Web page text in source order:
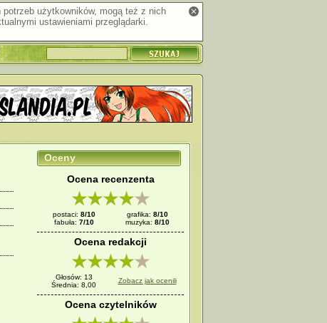
użytkowników, mogą też z nich
ustawieniami przeglądarki.
Oceny
Ocena recenzenta
postaci: 8/10 grafika: 8/10
fabuła: 7/10 muzyka: 8/10
Ocena redakcji
Głosów: 13 Zobacz jak ocenili
Średnia: 8,00
Ocena czytelników